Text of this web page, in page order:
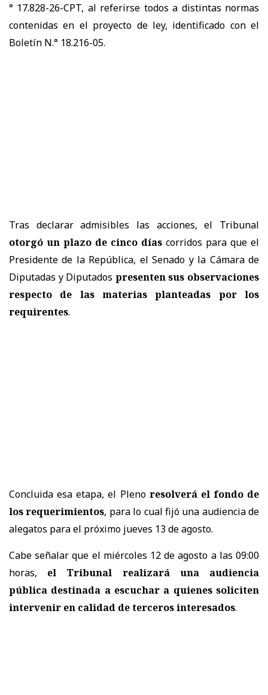
° 17.828-26-CPT, al referirse todos a distintas normas
contenidas en el proyecto de ley, identificado con el
Boletín N.° 18.216-05.
Tras declarar admisibles las acciones, el Tribunal
otorgó un plazo de cinco días corridos para que el
Presidente de la República, el Senado y la Cámara de
Diputadas y Diputados presenten sus observaciones
respecto de las materias planteadas por los
requirentes.
Concluida esa etapa, el Pleno resolverá el fondo de
los requerimientos, para lo cual fijó una audiencia de
alegatos para el próximo jueves 13 de agosto.
Cabe señalar que el miércoles 12 de agosto a las 09:00
horas, el Tribunal realizará una audiencia
pública destinada a escuchar a quienes soliciten
intervenir en calidad de terceros interesados.